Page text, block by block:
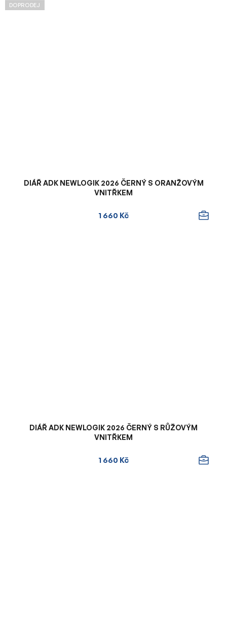
DOPRODEJ
DIÁŘ ADK NEWLOGIK 2026 ČERNÝ S ORANŽOVÝM
VNITŘKEM
1 660 Kč
DIÁŘ ADK NEWLOGIK 2026 ČERNÝ S RŮŽOVÝM
VNITŘKEM
1 660 Kč